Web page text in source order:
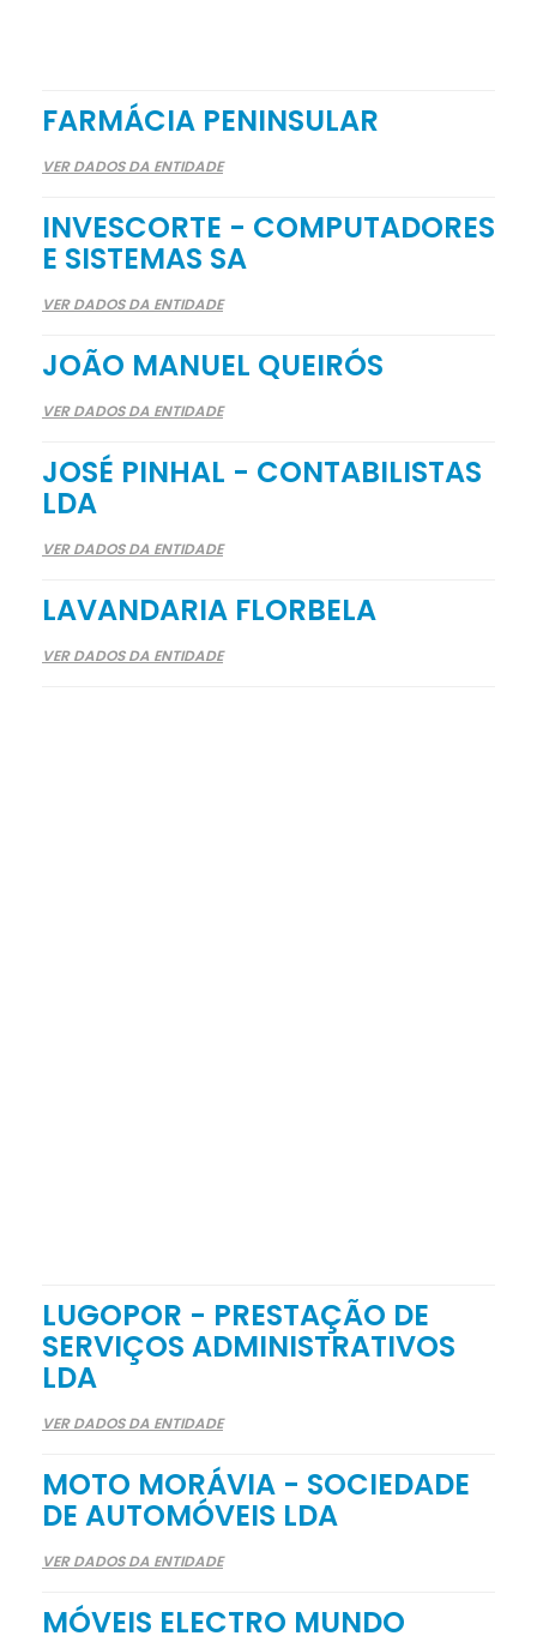
FARMÁCIA PENINSULAR
VER DADOS DA ENTIDADE
INVESCORTE - COMPUTADORES
E SISTEMAS SA
VER DADOS DA ENTIDADE
JOÃO MANUEL QUEIRÓS
VER DADOS DA ENTIDADE
JOSÉ PINHAL - CONTABILISTAS
LDA
VER DADOS DA ENTIDADE
LAVANDARIA FLORBELA
VER DADOS DA ENTIDADE
LUGOPOR - PRESTAÇÃO DE
SERVIÇOS ADMINISTRATIVOS
LDA
VER DADOS DA ENTIDADE
MOTO MORÁVIA - SOCIEDADE
DE AUTOMÓVEIS LDA
VER DADOS DA ENTIDADE
MÓVEIS ELECTRO MUNDO